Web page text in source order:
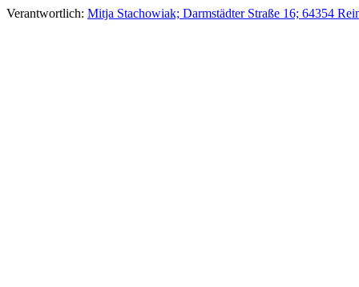
Verantwortlich: Mitja Stachowiak; Darmstädter Straße 16; 64354